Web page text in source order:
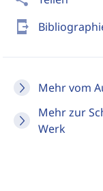
send_to_mobile
Mehr vom
Mehr zur
Werk